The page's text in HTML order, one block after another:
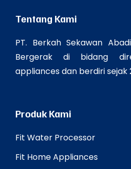
Tentang Kami
PT. Berkah Sekawan
Bergerak di bidang
appliances dan berdiri sejak
Produk Kami
Fit Water Processor
Fit Home Appliances